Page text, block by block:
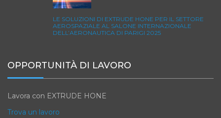
LE SOLUZIONI DI EXTRUDE HONE PER IL SETTORE
AEROSPAZIALE AL SALONE INTERNAZIONALE
DELL’AERONAUTICA DI PARIGI 2025
OPPORTUNITÀ DI LAVORO
Lavora con EXTRUDE HONE
Trova un lavoro